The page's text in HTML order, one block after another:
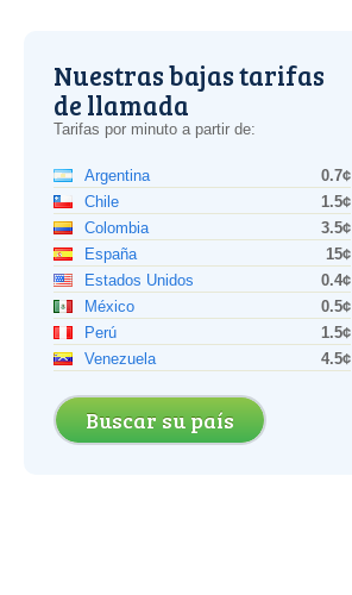
Nuestras bajas tarifas
de llamada
Tarifas por minuto a partir de:
Argentina
0.7¢
Chile
1.5¢
Colombia
3.5¢
España
15¢
Estados Unidos
0.4¢
México
0.5¢
Perú
1.5¢
Venezuela
4.5¢
Buscar su país